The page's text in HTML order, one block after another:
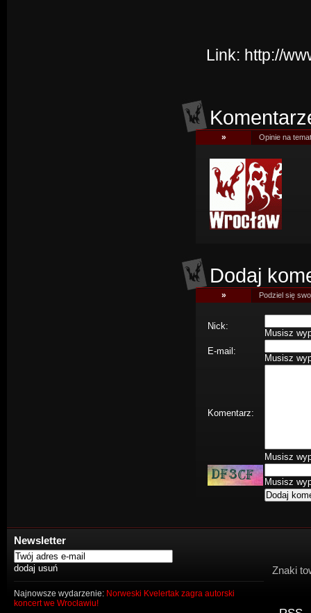
Link: http://
» Opinie na
Dodaj
» Podziel się
Nick:
Musisz
E-mail:
Musisz
Komentarz:
Musisz
Musisz
Newsletter
Najnowsze wydarzenie: Norweski Kvelertak zagra autorski
koncert we Wrocławiu!
Znaki